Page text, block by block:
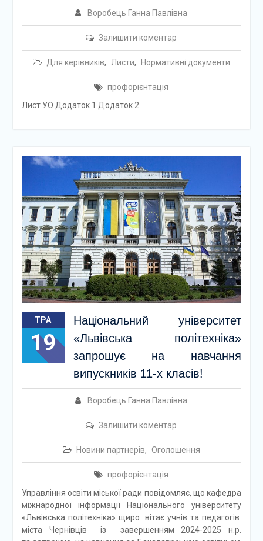
Воробець Ганна Павлівна
Залишити коментар
Для керівників, Листи, Нормативні документи
профорієнтація
Лист УО Додаток 1 Додаток 2
ТРА
19
Національний університет
«Львівська політехніка»
запрошує на навчання
випускників 11-х класів!
Воробець Ганна Павлівна
Залишити коментар
Новини партнерів, Оголошення
профорієнтація
Управління освіти міської ради повідомляє, що кафедра
міжнародної інформації Національного університету
«Львівська політехніка» щиро вітає учнів та педагогів
міста Чернівців із завершенням 2024-2025 н.р.